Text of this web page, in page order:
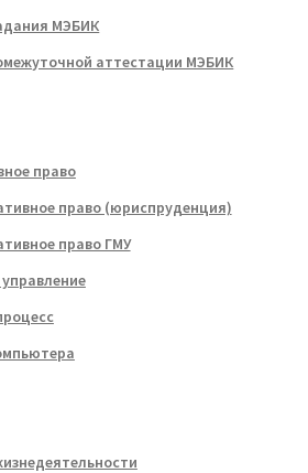
МЭБИК
аттестации МЭБИК
право
право (юриспруденция)
право ГМУ